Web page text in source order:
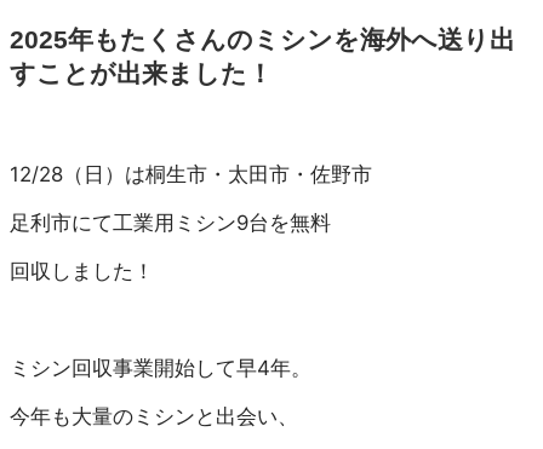
2025年もたくさんのミシンを海外へ送り出
すことが出来ました！
12/28（日）は桐生市・太田市・佐野市
足利市にて工業用ミシン9台を無料
回収しました！
ミシン回収事業開始して早4年。
今年も大量のミシンと出会い、